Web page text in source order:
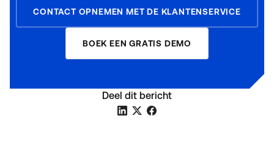
CONTACT OPNEMEN MET DE KLANTENSERVICE
BOEK EEN GRATIS DEMO
Deel dit bericht